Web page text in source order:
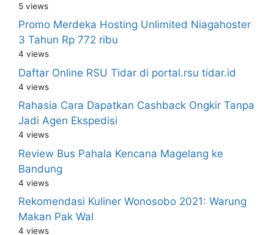
5 views
Promo Merdeka Hosting Unlimited Niagahoster
3 Tahun Rp 772 ribu
4 views
Daftar Online RSU Tidar di portal.rsu tidar.id
4 views
Rahasia Cara Dapatkan Cashback Ongkir Tanpa
Jadi Agen Ekspedisi
4 views
Review Bus Pahala Kencana Magelang ke
Bandung
4 views
Rekomendasi Kuliner Wonosobo 2021: Warung
Makan Pak Wal
4 views